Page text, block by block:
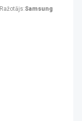
Ražotājs:Samsung